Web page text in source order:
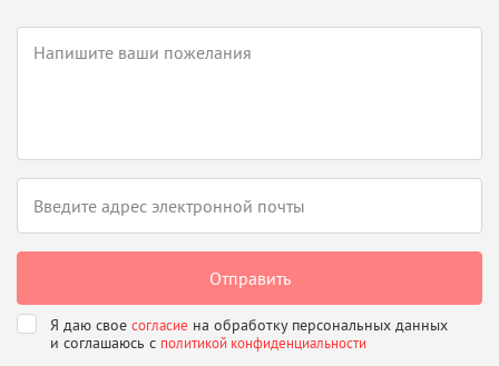
Я даю свое согласие на обработку персональных данных
и соглашаюсь с политикой конфиденциальности